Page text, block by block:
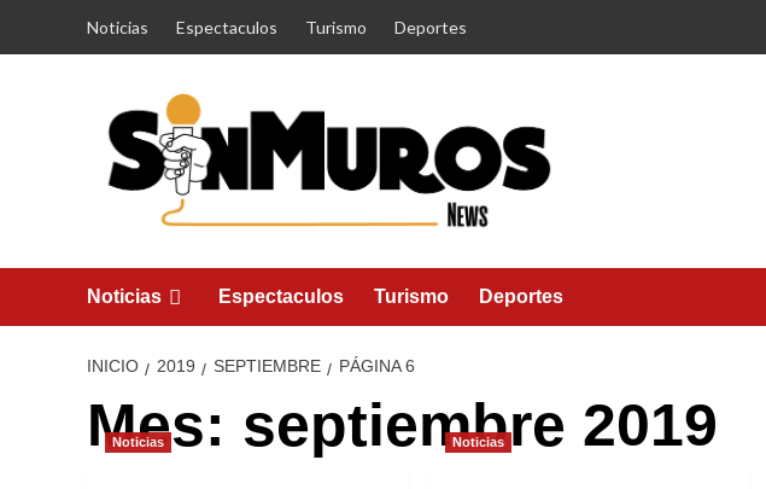
Noticias Espectaculos Turismo Deportes
Noticias Espectaculos Turismo Deportes
INICIO 2019 SEPTIEMBRE PÁGINA 6
Mes: septiembre 2019
Noticias Noticias